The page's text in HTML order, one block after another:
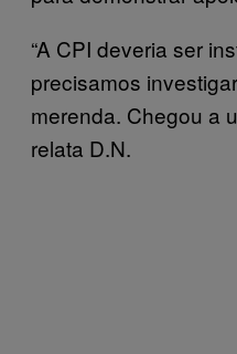
“A CPI deveria ser
precisamos
merenda. Chegou a
relata D.N.